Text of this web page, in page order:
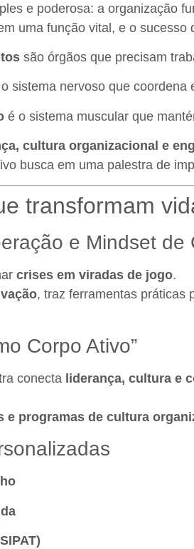
e poderosa: a organização
uma função vital, e o
são órgãos que precisam
sistema nervoso que coordena
é o sistema muscular que
cultura organizacional e
busca em uma palestra de
transformam
e Mindset de
crises em viradas de jogo.
, traz ferramentas práticas
Corpo Ativo”
conecta liderança, cultura e
programas de cultura